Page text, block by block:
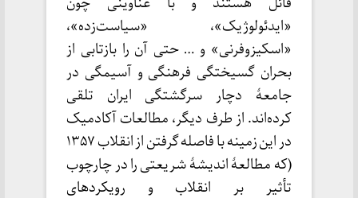
«ایدئولوژیک»، «سیاست‌زده»،
«اسکیزوفرنی» و … حتی آن را بازتابی از
بحران گسیختگی فرهنگی و آسیمگی در
جامعهٔ دچار سرگشتگی ایران تلقی
کرده‌اند. از طرف دیگر، مطالعات آکادمیک
در این زمینه با فاصله گرفتن از انقلاب ۱۳۵۷
(که مطالعهٔ اندیشهٔ شریعتی را در چارچوب
تأثیر بر انقلاب و رویکردهای